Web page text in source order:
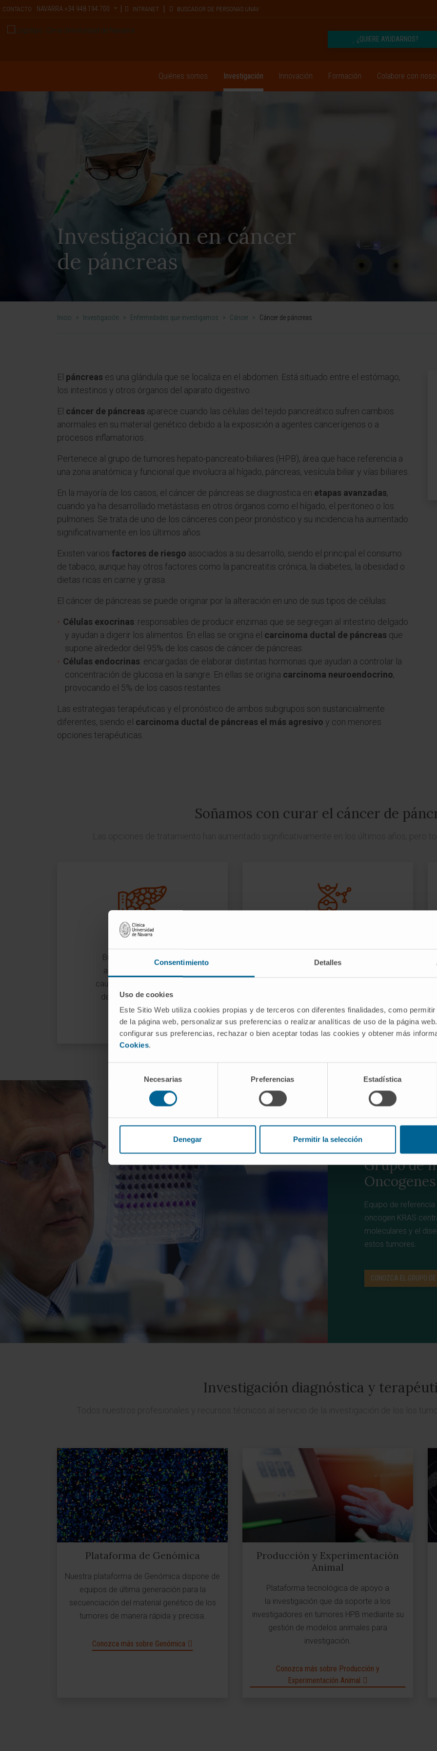
Consentimiento Detalles
Uso de cookies
Este Sitio Web utiliza cookies propias y de terceros con diferentes finalidades, como
de la página web, personalizar sus preferencias o realizar analíticas de uso de la página
configurar sus preferencias, rechazar o bien aceptar todas las cookies y obtener más
Cookies.
consentimiento
Necesarias Preferencias Estadística
Denegar Permitir la selección
CONTACTO NAVARRA +34 948 194 700 INTRANET BUSCADOR DE PERSONAS UNAV
¿QUIERE AYUDARNOS?
Quiénes somos Investigación Innovación Formación Colabore con
Investigación en cáncer
de páncreas
Inicio > Investigación > Enfermedades que investigamos > Cáncer > Cáncer de páncreas
El páncreas es una glándula que se localiza en el abdomen. Está situado entre el estómago,
los intestinos y otros órganos del aparato digestivo.
El cáncer de páncreas aparece cuando las células del tejido pancreático sufren cambios
anormales en su material genético debido a la exposición a agentes cancerígenos o a
procesos inflamatorios.
Pertenece al grupo de tumores hepato-pancreato-biliares (HPB), área que hace referencia a
una zona anatómica y funcional que involucra al hígado, páncreas, vesícula biliar y vías biliares.
En la mayoría de los casos, el cáncer de páncreas se diagnostica en etapas avanzadas,
cuando ya ha desarrollado metástasis en otros órganos como el hígado, el peritoneo o los
pulmones. Se trata de uno de los cánceres con peor pronóstico y su incidencia ha aumentado
significativamente en los últimos años.
Existen varios factores de riesgo asociados a su desarrollo, siendo el principal el consumo
de tabaco, aunque hay otros factores como la pancreatitis crónica, la diabetes, la obesidad o
dietas ricas en carne y grasa.
El cáncer de páncreas se puede originar por la alteración en uno de sus tipos de células:
Células exocrinas: responsables de producir enzimas que se segregan al intestino delgado
y ayudan a digerir los alimentos. En ellas se origina el carcinoma ductal de páncreas que
supone alrededor del 95% de los casos de cáncer de páncreas.
Células endocrinas: encargadas de elaborar distintas hormonas que ayudan a controlar la
concentración de glucosa en la sangre. En ellas se origina carcinoma neuroendocrino,
provocando el 5% de los casos restantes.
Las estrategias terapéuticas y el pronóstico de ambos subgrupos son sustancialmente
diferentes, siendo el carcinoma ductal de páncreas el más agresivo y con menores
opciones terapéuticas.
Soñamos con curar el cáncer de
Buscamos conocer las
alteraciones genéticas
causantes de la aparición y
desarrollo del cáncer de
páncreas.
Identificar biomarcadores de
REFERENTES EN
Grupo de
Equipo de
oncogen KRAS
moleculares y el
estos tumores.
CONOZCA EL GRUPO
Investigación diagnóstica y
Plataforma de Genómica
Nuestra plataforma de Genómica dispone de
equipos de última generación para la
secuenciación del material genético de los
tumores de manera rápida y precisa.
Conozca más sobre Genómica
Producción y Experimentación
Animal
Plataforma tecnológica de apoyo a
la investigación que da soporte a los
investigadores en tumores HPB mediante su
gestión de modelos animales para
investigación.
Conozca más sobre Producción y
Experimentación Animal